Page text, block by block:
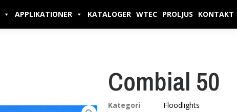
APPLIKATIONER KATALOGER WTEC PROLJUS KONTAKT
Combial 50
Kategori Floodlights